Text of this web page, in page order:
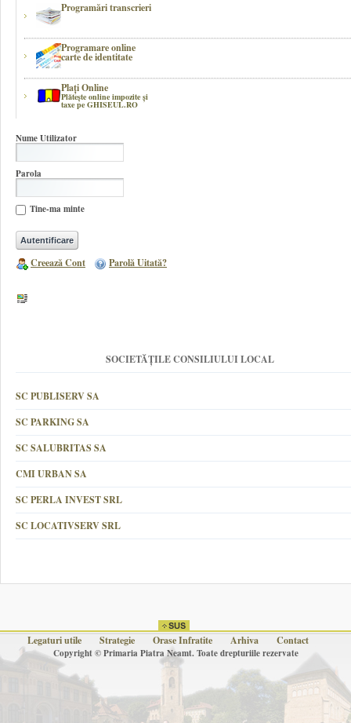
Programări transcrieri
Programare online
carte de identitate
Plaţi Online
Plătește online impozite şi
taxe pe GHISEUL.RO
Nume Utilizator
Parola
Tine-ma minte
Creează Cont Parolă Uitată?
SOCIETĂȚILE CONSILIULUI LOCAL
SC PUBLISERV SA
SC PARKING SA
SC SALUBRITAS SA
CMI URBAN SA
SC PERLA INVEST SRL
SC LOCATIVSERV SRL
Legaturi utile Strategie Orase Infratite Arhiva Contact
Copyright © Primaria Piatra Neamt. Toate drepturiile rezervate